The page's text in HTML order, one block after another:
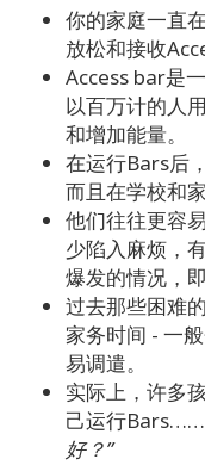
Bars
Access
Bars in
Business
Global
Access
Bars
Class
你的家庭一直
放松和接收
Access bar是
以百万计的人
和增加能量。
在运行Bars后
而且在学校和
他们往往更容
少陷入麻烦，
爆发的情况，
过去那些困难
家务时间 - 一
易调遣。
实际上，许多
己运行Bars……
好？”